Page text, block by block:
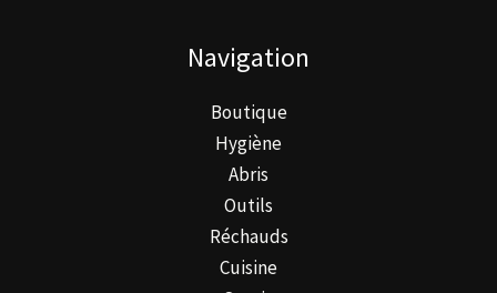
Navigation
Boutique
Hygiène
Abris
Outils
Réchauds
Cuisine